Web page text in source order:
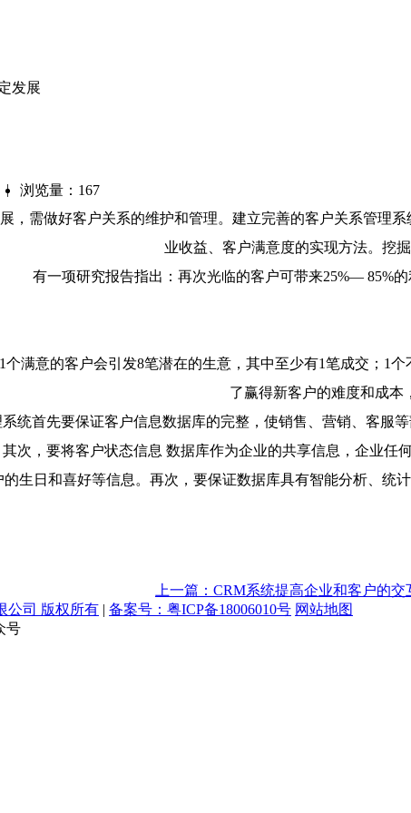
发展
|
浏览量：167
需做好客户关系的维护和管理。建立完善的客户关系管理系
业收益、客户满意度的实现方法。挖
有一项研究报告指出：再次光临的客户可带来25%— 85%的
意的客户会引发8笔潜在的生意，其中至少有1笔成交；1个
了赢得新客户的难度和成本
首先要保证客户信息数据库的完整，使销售、营销、客服
次，要将客户状态信息 数据库作为企业的共享信息，企业
生日和喜好等信息。再次，要保证数据库具有智能分析、
上一篇：CRM系统提高企业和客户的交
公司 版权所有 | 备案号：粤ICP备18006010号 网站地图
号